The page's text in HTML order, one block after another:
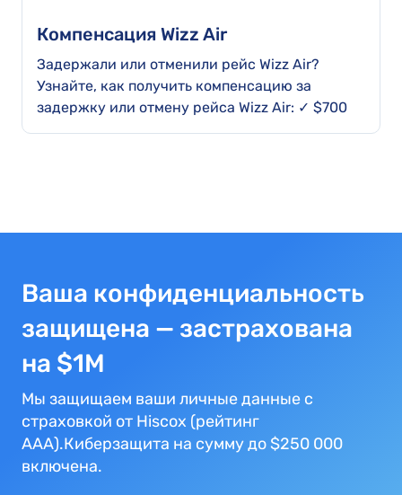
Компенсация Wizz Air
Задержали или отменили рейс Wizz Air?
Узнайте, как получить компенсацию за
задержку или отмену рейса Wizz Air: ✓ $700
Ваша конфиденциальность
защищена — застрахована
на $1M
Мы защищаем ваши личные данные с
страховкой от Hiscox (рейтинг
AAA).Киберзащита на сумму до $250 000
включена.